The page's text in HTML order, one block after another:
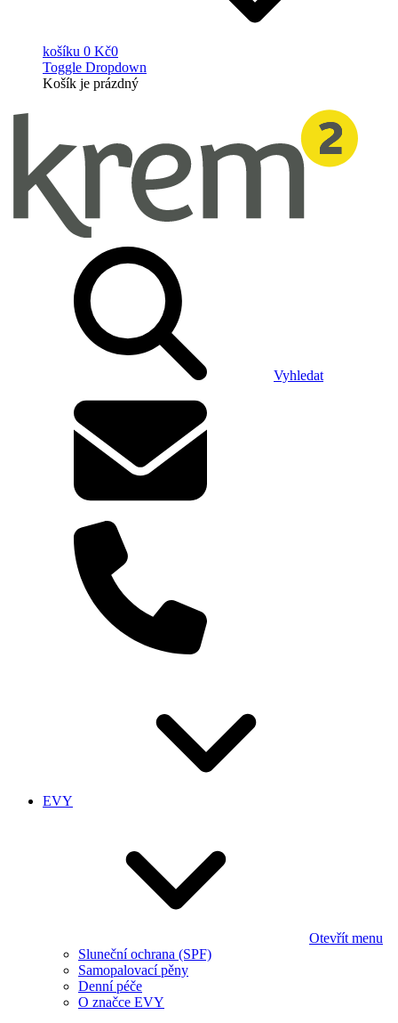
košíku 0 Kč0
Toggle Dropdown
Košík je prázdný
Vyhledat
EVY
Otevřít menu
Sluneční ochrana (SPF)
Samopalovací pěny
Denní péče
O značce EVY